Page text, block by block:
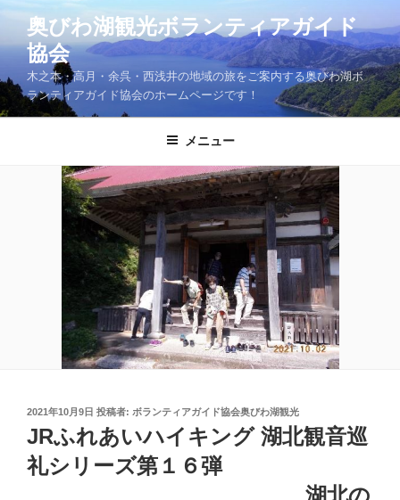
コ
テ
ン
ツ
へ
奥びわ湖観光ボランティアガイド
協会
木之本・高月・余呉・西浅井の地域の旅をご案内する奥びわ湖ボ
ランティアガイド協会のホームページです！
メニュー
投
稿
日:
2021年10月9日 投稿者: ボランティアガイド協会奥びわ湖観光
JRふれあいハイキング 湖北観音巡
礼シリーズ第１６弾